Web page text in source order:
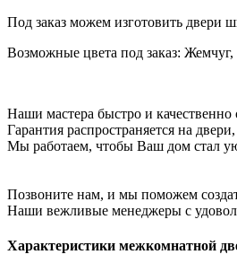
Под заказ можем изготовить
Возможные цвета под заказ: Жемчуг,
Наши мастера быстро и
Гарантия распространяется на
Мы работаем, чтобы Ваш дом стал
Позвоните нам, и мы поможем
Наши вежливые менеджеры с
Характеристики межкомнатной